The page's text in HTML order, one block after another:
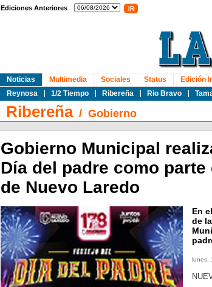
Ediciones Anteriores
Noticias
Reynosa
1/2 Tiempo Ribereña Rio Bravo
Multimedia Sociales Status Edición
Ribereña/ Gobierno
Gobierno Municipal
Día del padre como
de Nuevo Laredo
En
de
lunes,